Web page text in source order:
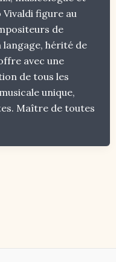
figure au
de
langage, hérité de
avec une
de tous les
unique,
Maître de toutes